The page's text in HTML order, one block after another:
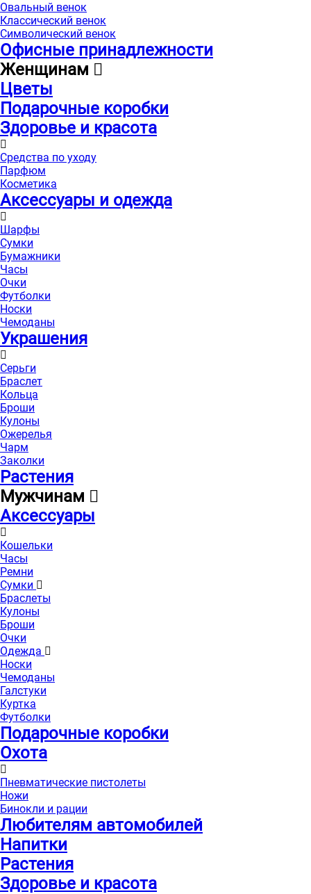
Овальный венок
Классический венок
Символический венок
Офисные принадлежности
Женщинам
Цветы
Подарочные коробки
Здоровье и красота
Средства по уходу
Парфюм
Косметика
Аксессуары и одежда
Шарфы
Сумки
Бумажники
Часы
Очки
Футболки
Носки
Чемоданы
Украшения
Серьги
Браслет
Кольца
Броши
Кулоны
Ожерелья
Чарм
Заколки
Растения
Мужчинам
Аксессуары
Кошельки
Часы
Ремни
Сумки
Браслеты
Кулоны
Броши
Очки
Одежда
Носки
Чемоданы
Галстуки
Куртка
Футболки
Подарочные коробки
Охота
Пневматические пистолеты
Ножи
Бинокли и рации
Любителям автомобилей
Напитки
Растения
Здоровье и красота